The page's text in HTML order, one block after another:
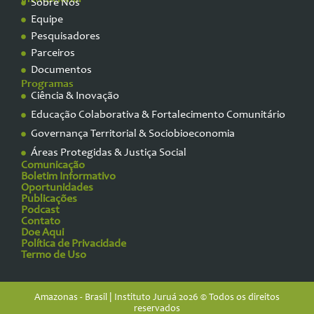
Sobre Nós
Equipe
Pesquisadores
Parceiros
Documentos
Programas
Ciência & Inovação
Educação Colaborativa & Fortalecimento Comunitário
Governança Territorial & Sociobioeconomia
Áreas Protegidas & Justiça Social
Comunicação
Boletim Informativo
Oportunidades
Publicações
Podcast
Contato
Doe Aqui
Política de Privacidade
Termo de Uso
Amazonas - Brasil | Instituto Juruá 2026 © Todos os direitos
reservados